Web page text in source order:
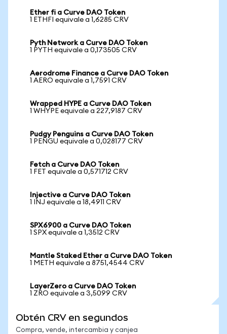
Ether fi a Curve DAO Token
1 ETHFI equivale a 1,6285 CRV
Pyth Network a Curve DAO Token
1 PYTH equivale a 0,173505 CRV
Aerodrome Finance a Curve DAO Token
1 AERO equivale a 1,7591 CRV
Wrapped HYPE a Curve DAO Token
1 WHYPE equivale a 227,9187 CRV
Pudgy Penguins a Curve DAO Token
1 PENGU equivale a 0,028177 CRV
Fetch a Curve DAO Token
1 FET equivale a 0,571712 CRV
Injective a Curve DAO Token
1 INJ equivale a 18,4911 CRV
SPX6900 a Curve DAO Token
1 SPX equivale a 1,3512 CRV
Mantle Staked Ether a Curve DAO Token
1 METH equivale a 8751,4544 CRV
LayerZero a Curve DAO Token
1 ZRO equivale a 3,5099 CRV
Obtén CRV en segundos
Compra, vende, intercambia y canjea